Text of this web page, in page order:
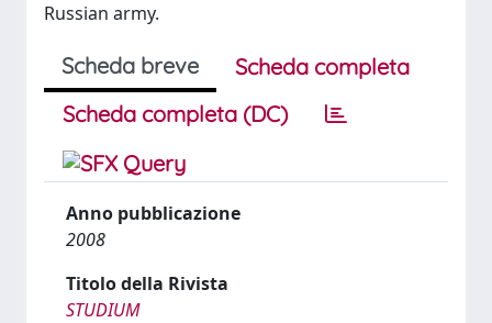
Russian army.
Scheda breve
Scheda completa
Scheda completa (DC)
Anno pubblicazione
2008
Titolo della Rivista
STUDIUM